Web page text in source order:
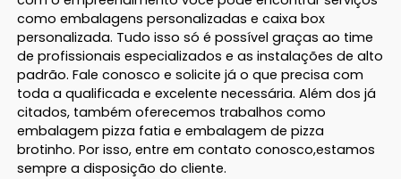
como embalagens personalizadas e caixa box
personalizada. Tudo isso só é possível graças ao time
de profissionais especializados e as instalações de alto
padrão. Fale conosco e solicite já o que precisa com
toda a qualificada e excelente necessária. Além dos já
citados, também oferecemos trabalhos como
embalagem pizza fatia e embalagem de pizza
brotinho. Por isso, entre em contato conosco,estamos
sempre a disposição do cliente.